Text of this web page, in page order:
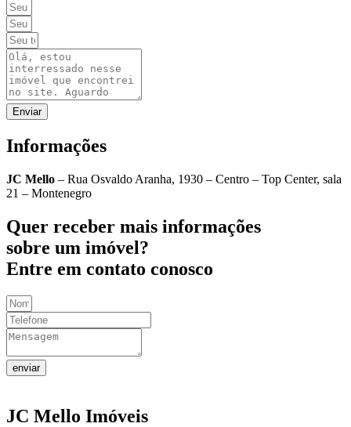
Enviar
Informações
JC Mello – Rua Osvaldo Aranha, 1930 – Centro – Top Center, sala
21 – Montenegro
Quer receber mais informações
sobre um imóvel?
Entre em contato conosco
enviar
JC Mello Imóveis